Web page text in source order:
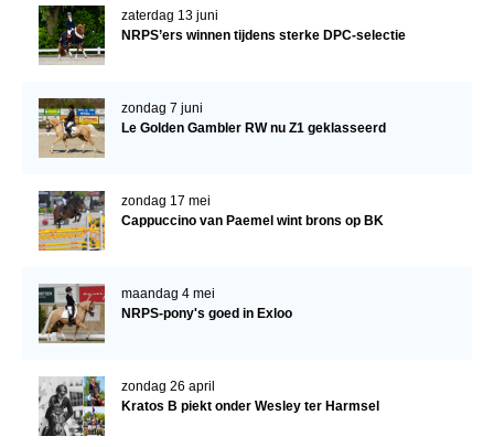
zaterdag 13 juni
NRPS’ers winnen tijdens sterke DPC-selectie
zondag 7 juni
Le Golden Gambler RW nu Z1 geklasseerd
zondag 17 mei
Cappuccino van Paemel wint brons op BK
maandag 4 mei
NRPS-pony's goed in Exloo
zondag 26 april
Kratos B piekt onder Wesley ter Harmsel